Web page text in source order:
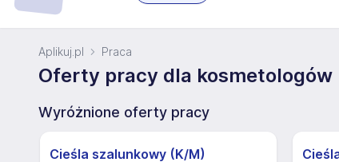
Aplikuj.pl Praca
Oferty pracy dla kosmetologów
Wyróżnione oferty pracy
Cieśla szalunkowy (K/M)